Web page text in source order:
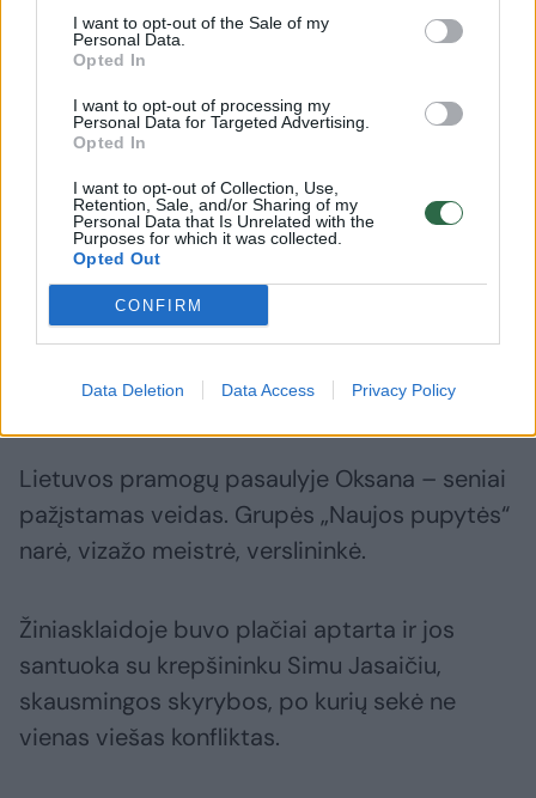
I want to opt-out of the Sale of my
Personal Data.
Opted In
I want to opt-out of processing my
Personal Data for Targeted Advertising.
Opted In
I want to opt-out of Collection, Use,
Retention, Sale, and/or Sharing of my
Personal Data that Is Unrelated with the
Purposes for which it was collected.
Opted Out
CONFIRM
Data Deletion Data Access Privacy Policy
prisipažinimai, sužadėtuvės ir vestuvių planai
nuolat kaitino publikos smalsumą.
Tačiau šios poros romaną nuo pat pradžių
lydėjo abejonės: tikri jausmai ar viešųjų ryšių
projektas?
Galiausiai žodis „projektas“ nuskambėjo ir iš
pačių šios istorijos veikėjų lūpų, o santykių
muilo operos.
Lietuvos pramogų pasaulyje Oksana – seniai
pažįstamas veidas. Grupės „Naujos pupytės“
narė, vizažo meistrė, verslininkė.
Žiniasklaidoje buvo plačiai aptarta ir jos
santuoka su krepšininku Simu Jasaičiu,
skausmingos skyrybos, po kurių sekė ne
vienas viešas konfliktas.